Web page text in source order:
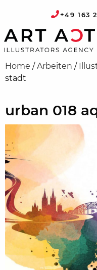
+49 163
Home /Arbeiten /
stadt
urban 018